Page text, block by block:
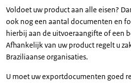
Voldoet uw product aan alle eisen?
ook nog een aantal documenten en
hierbij aan de uitvoeraangifte of een
Afhankelijk van uw product regelt u
Braziliaanse organisaties.
U moet uw exportdocumenten goed